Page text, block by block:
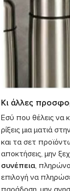
Κι άλλες
Εσύ που θέλεις να
ρίξεις μια ματιά στην
και τα σετ
αποκτήσεις, μην
συνέπεια,
επιλογή να